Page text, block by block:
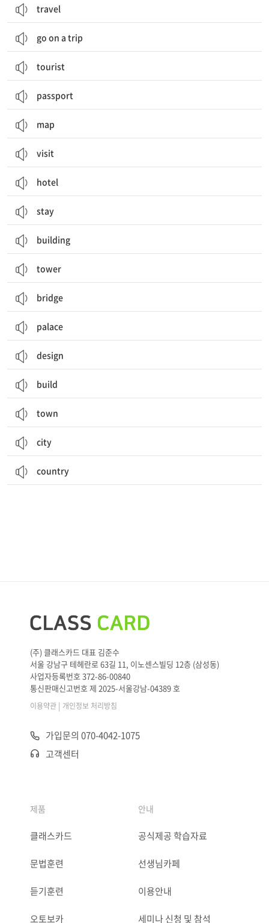
travel
go on a trip
tourist
passport
map
visit
hotel
stay
building
tower
bridge
palace
design
build
town
city
country
(주) 클래스카드 대표 김준수
서울 강남구 테헤란로 63길 11, 이노센스빌딩 12층 (삼성동)
사업자등록번호 372-86-00840
통신판매신고번호 제 2025-서울강남-04389 호
이용약관 | 개인정보 처리방침
가입문의 070-4042-1075
고객센터
제품
클래스카드
문법훈련
듣기훈련
오토보카
안내
공식제공 학습자료
선생님카페
이용안내
세미나 신청 및 참석